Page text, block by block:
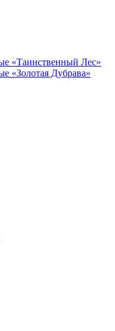
«Таинственный Лес»
«Золотая Дубрава»